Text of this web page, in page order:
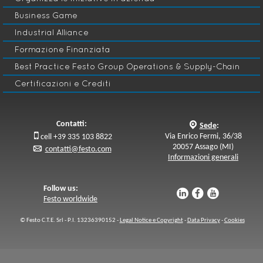
Edizione completata
B Digital Training
LP 322 WBT-Poka Yoke WBT
F
Lean Six Sigma & Process
Excellence
Business Game
Industrial Alliance
Formazione Finanziata
Best Practice Festo Group Operations & Supply-Chain
Certificazioni e Crediti
Contatti:
 cell +39 335 103 8822
p contatti@festo.com
q Sede:
Via Enrico Fermi, 36/38
20057 Assago (MI)
Informazioni generali
Follow us: u s v
Festo worldwide
© Festo C.T.E. Srl - P.I. 13236390152 - Legal Notice e Copyright- Data Privacy-Cookies